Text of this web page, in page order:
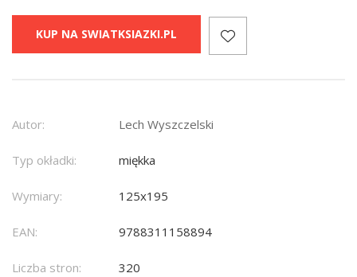
KUP NA SWIATKSIAZKI.PL
Autor: Lech Wyszczelski
Typ okładki: miękka
Wymiary: 125x195
EAN: 9788311158894
Liczba stron: 320